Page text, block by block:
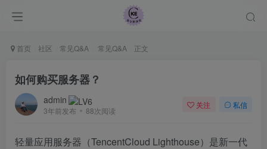
首页 社区 常见Q&A 常见Q&A 正文
如何购买服务器？
admin
3年前发布 88次阅读
关注 私信
轻量应用服务器（TencentCloud Lighthouse）是新一代